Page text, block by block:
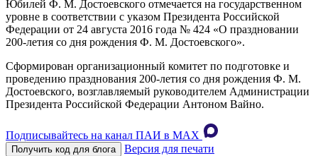
Юбилей Ф. М. Достоевского отмечается на государственном
уровне в соответствии с указом Президента Российской
Федерации от 24 августа 2016 года № 424 «О праздновании
200-летия со дня рождения Ф. М. Достоевского».
Сформирован организационный комитет по подготовке и
проведению празднования 200-летия со дня рождения Ф. М.
Достоевского, возглавляемый руководителем Администрации
Президента Российской Федерации Антоном Вайно.
Подписывайтесь на канал ПАИ в MAХ
Получить код для блога
Версия для печати